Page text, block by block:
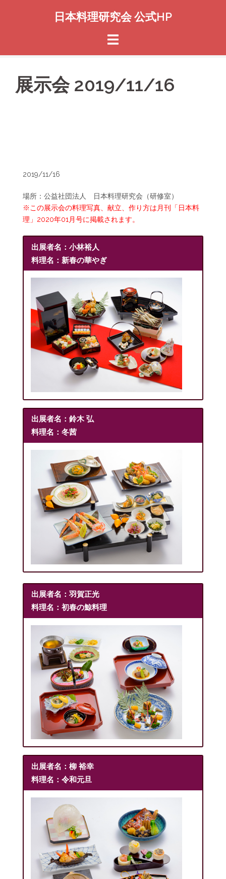
日本料理研究会 公式HP
展示会 2019/11/16
2019/11/16
場所：公益社団法人 日本料理研究会（研修室）
※この展示会の料理写真、献立、作り方は月刊「日本料
理」2020年01月号に掲載されます。
出展者名：小林裕人
料理名：新春の華やぎ
出展者名：鈴木 弘
料理名：冬茜
出展者名：羽賀正光
料理名：初春の鯨料理
出展者名：柳 裕幸
料理名：令和元旦